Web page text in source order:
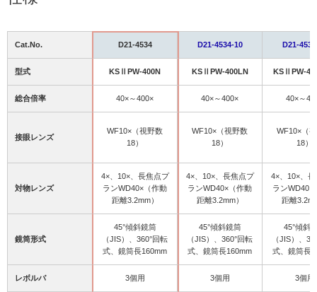
Cat.No. D21-4534 D21-4534-10 D21-
型式 KSⅡPW-400N KSⅡPW-400LN KSⅡPW-
総合倍率 40×～400× 40×～400× 40×～
接眼レンズ
WF10×（視野数
18）
WF10×（視野数
18）
WF10×（
18）
対物レンズ
4×、10×、長焦点プ
ランWD40×（作動
距離3.2mm）
4×、10×、長焦点プ
ランWD40×（作動
距離3.2mm）
4×、10×、
ランWD40×
距離
鏡筒形式
45°傾斜鏡筒
（JIS）、360°回転
式、鏡筒長160mm
45°傾斜鏡筒
（JIS）、360°回転
式、鏡筒長160mm
45°傾斜
（JIS）、
式、鏡筒長
レボルバ 3個用 3個用 3個用